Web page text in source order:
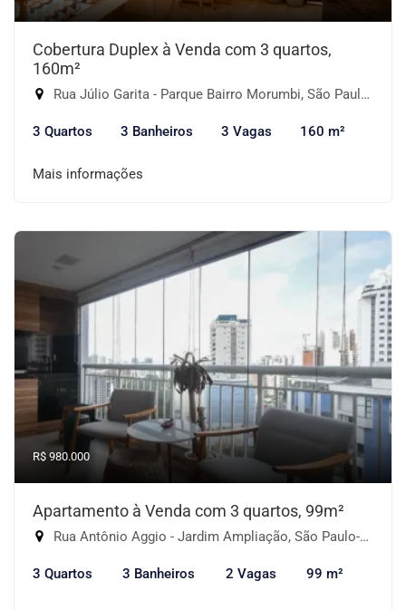
Cobertura Duplex à Venda com 3 quartos,
160m²
Rua Júlio Garita - Parque Bairro Morumbi, São Paulo-SP
3 Quartos 3 Banheiros 3 Vagas 160 m²
Mais informações
R$ 980.000
Apartamento à Venda com 3 quartos, 99m²
Rua Antônio Aggio - Jardim Ampliação, São Paulo-SP
3 Quartos 3 Banheiros 2 Vagas 99 m²